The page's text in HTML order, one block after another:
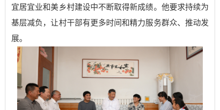
宜居宜业和美乡村建设中不断取得新成绩。他要求持续为
基层减负，让村干部有更多时间和精力服务群众、推动发
展。